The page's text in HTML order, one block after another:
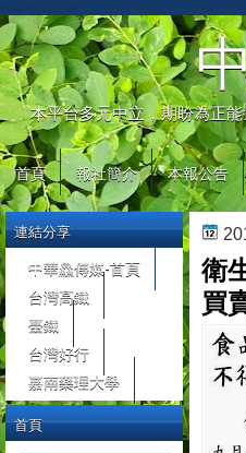
本平台多元中立，期盼為正
首頁 報社簡介 本報公告
衛
買
連結分享
中華鱻傳媒-首頁
台灣高鐵
臺鐵
台灣好行
嘉南藥理大學
首頁